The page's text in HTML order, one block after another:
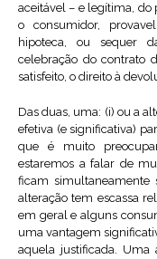
aceitável – e legítima, do
o consumidor,
hipoteca, ou sequer
celebração do contrato
satisfeito, o direito à
Das duas, uma: (i) ou a
efetiva (e significativa)
que é muito
estaremos a falar de
ficam
alteração tem escassa
em geral e alguns
uma vantagem
aquela justificada. Uma